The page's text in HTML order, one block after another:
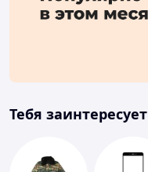
Тебя заинтересует